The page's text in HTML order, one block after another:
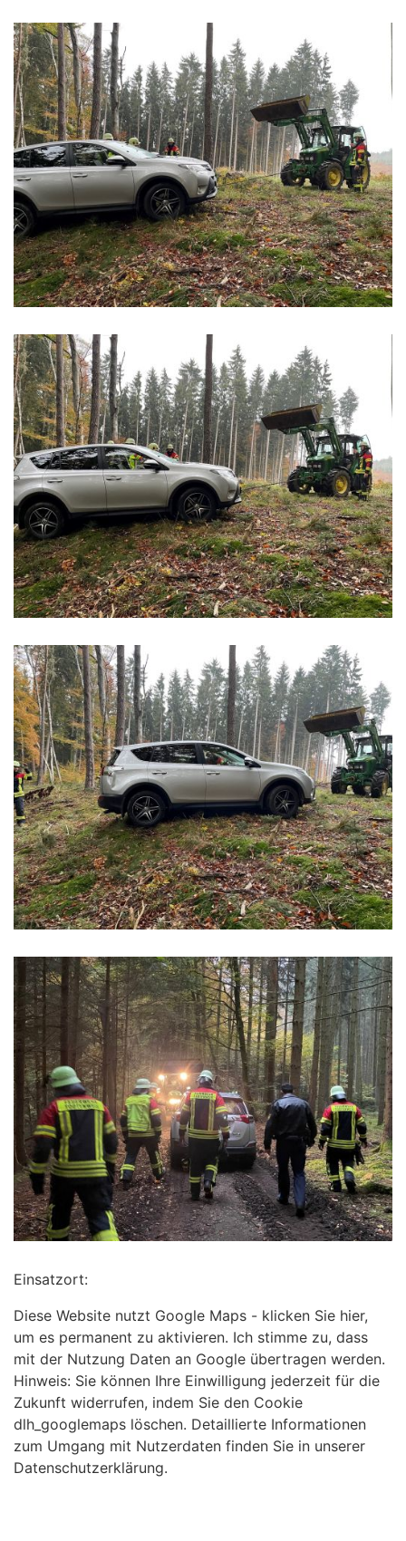
Einsatzort:
Diese Website nutzt Google Maps - klicken Sie hier,
um es permanent zu aktivieren. Ich stimme zu, dass
mit der Nutzung Daten an Google übertragen werden.
Hinweis: Sie können Ihre Einwilligung jederzeit für die
Zukunft widerrufen, indem Sie den Cookie
dlh_googlemaps löschen. Detaillierte Informationen
zum Umgang mit Nutzerdaten finden Sie in unserer
Datenschutzerklärung.